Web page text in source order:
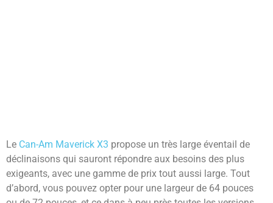
Le Can-Am Maverick X3 propose un très large éventail de
déclinaisons qui sauront répondre aux besoins des plus
exigeants, avec une gamme de prix tout aussi large. Tout
d’abord, vous pouvez opter pour une largeur de 64 pouces